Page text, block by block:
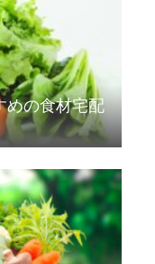
めの食材宅配